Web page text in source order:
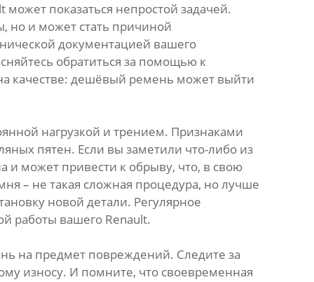
показаться непростой задачей.
но и может стать причиной
документацией вашего
обратиться за помощью к
качестве: дешёвый ремень может выйти
нагрузкой и трением. Признаками
пятен. Если вы заметили что-либо из
и может привести к обрыву, что, в свою
– не такая сложная процедура, но лучше
новой детали. Регулярное
работы вашего Renault.
на предмет повреждений. Следите за
износу. И помните, что своевременная